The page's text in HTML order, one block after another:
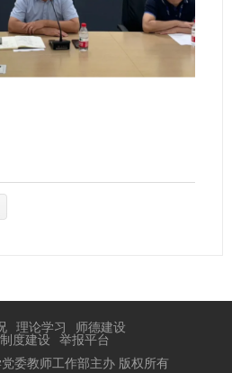
理论学习
师德建设
制度建设
举报平台
委教师工作部主办 版权所有